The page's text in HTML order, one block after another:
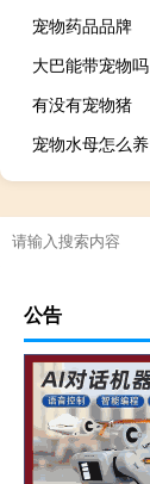
宠物药品品牌
大巴能带宠物吗
有没有宠物猪
宠物水母怎么养
公告